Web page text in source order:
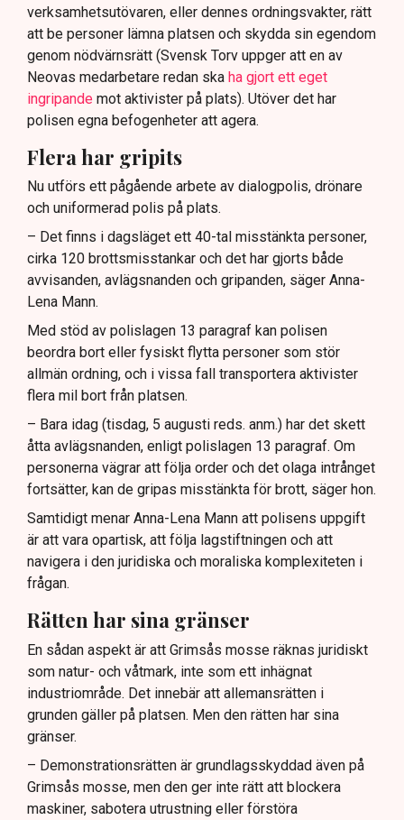
verksamhetsutövaren, eller dennes ordningsvakter, rätt
att be personer lämna platsen och skydda sin egendom
genom nödvärnsrätt (Svensk Torv uppger att en av
Neovas medarbetare redan ska ha gjort ett eget
ingripande mot aktivister på plats). Utöver det har
polisen egna befogenheter att agera.
Flera har gripits
Nu utförs ett pågående arbete av dialogpolis, drönare
och uniformerad polis på plats.
– Det finns i dagsläget ett 40-tal misstänkta personer,
cirka 120 brottsmisstankar och det har gjorts både
avvisanden, avlägsnanden och gripanden, säger Anna-
Lena Mann.
Med stöd av polislagen 13 paragraf kan polisen
beordra bort eller fysiskt flytta personer som stör
allmän ordning, och i vissa fall transportera aktivister
flera mil bort från platsen.
– Bara idag (tisdag, 5 augusti reds. anm.) har det skett
åtta avlägsnanden, enligt polislagen 13 paragraf. Om
personerna vägrar att följa order och det olaga intrånget
fortsätter, kan de gripas misstänkta för brott, säger hon.
Samtidigt menar Anna-Lena Mann att polisens uppgift
är att vara opartisk, att följa lagstiftningen och att
navigera i den juridiska och moraliska komplexiteten i
frågan.
Rätten har sina gränser
En sådan aspekt är att Grimsås mosse räknas juridiskt
som natur- och våtmark, inte som ett inhägnat
industriområde. Det innebär att allemansrätten i
grunden gäller på platsen. Men den rätten har sina
gränser.
– Demonstrationsrätten är grundlagsskyddad även på
Grimsås mosse, men den ger inte rätt att blockera
maskiner, sabotera utrustning eller förstöra